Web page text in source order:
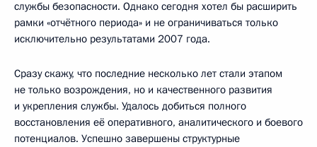
службы безопасности. Однако сегодня хотел бы расширить
рамки «отчётного периода» и не ограничиваться только
исключительно результатами 2007 года.
Сразу скажу, что последние несколько лет стали этапом
не только возрождения, но и качественного развития
и укрепления службы. Удалось добиться полного
восстановления её оперативного, аналитического и боевого
потенциалов. Успешно завершены структурные